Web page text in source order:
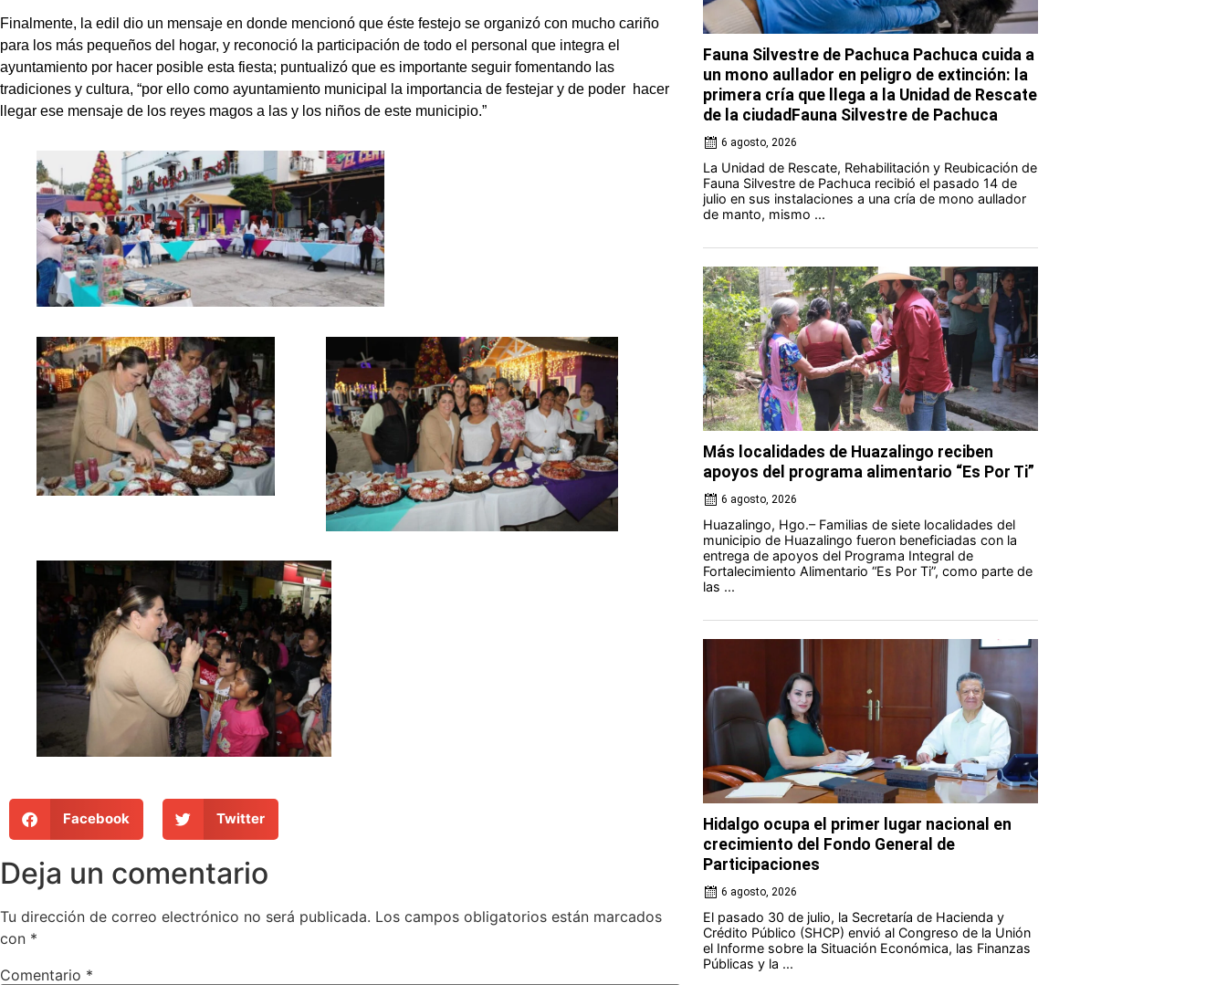
Finalmente, la edil dio un mensaje en donde mencionó que éste festejo se organizó con mucho cariño
para los más pequeños del hogar, y reconoció la participación de todo el personal que integra el
ayuntamiento por hacer posible esta fiesta; puntualizó que es importante seguir fomentando las
tradiciones y cultura, “por ello como ayuntamiento municipal la importancia de festejar y de poder hacer
llegar ese mensaje de los reyes magos a las y los niños de este municipio.”
Facebook Twitter
Deja un comentario
Tu dirección de correo electrónico no será publicada. Los campos obligatorios están marcados
con *
Comentario *
Fauna Silvestre de Pachuca Pachuca cuida a
un mono aullador en peligro de extinción: la
primera cría que llega a la Unidad de Rescate
de la ciudadFauna Silvestre de Pachuca
6 agosto, 2026
La Unidad de Rescate, Rehabilitación y Reubicación de
Fauna Silvestre de Pachuca recibió el pasado 14 de
julio en sus instalaciones a una cría de mono aullador
de manto, mismo ...
Más localidades de Huazalingo reciben
apoyos del programa alimentario “Es Por Ti”
6 agosto, 2026
Huazalingo, Hgo.– Familias de siete localidades del
municipio de Huazalingo fueron beneficiadas con la
entrega de apoyos del Programa Integral de
Fortalecimiento Alimentario “Es Por Ti”, como parte de
las ...
Hidalgo ocupa el primer lugar nacional en
crecimiento del Fondo General de
Participaciones
6 agosto, 2026
El pasado 30 de julio, la Secretaría de Hacienda y
Crédito Público (SHCP) envió al Congreso de la Unión
el Informe sobre la Situación Económica, las Finanzas
Públicas y la ...